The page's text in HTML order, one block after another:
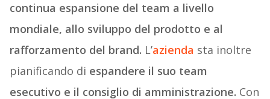
continua espansione del team a livello
mondiale, allo sviluppo del prodotto e al
rafforzamento del brand. L’azienda sta inoltre
pianificando di espandere il suo team
esecutivo e il consiglio di amministrazione. Con